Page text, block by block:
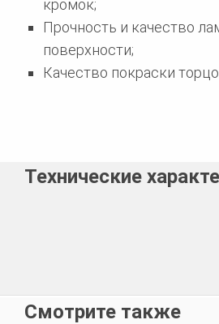
кромок;
Прочность и качество
поверхности;
Качество покраски
Технические
Смотрите также